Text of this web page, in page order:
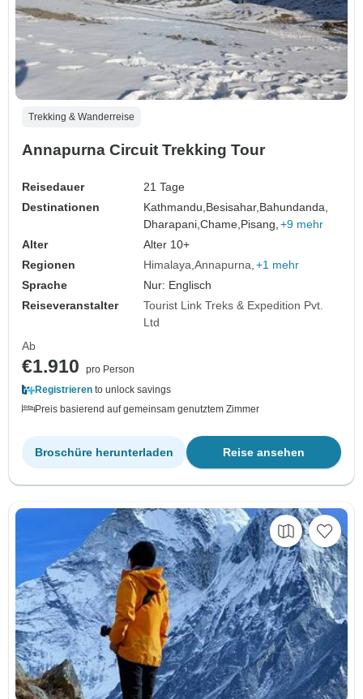
Trekking & Wanderreise
Annapurna Circuit Trekking Tour
Reisedauer
21 Tage
Destinationen
Kathmandu, Besisahar, Bahundanda,
Dharapani,Chame, Pisang, +9 mehr
Alter
Alter 10+
Regionen
Himalaya Annapurna +1 mehr
Sprache
Nur: Englisch
Reiseveranstalter
Tourist Link Treks & Expedition Pvt.
Ltd
Ab
€1.910
pro Person
Registrieren to unlock savings
Preis basierend auf gemeinsam genutztem Zimmer
Reise ansehen
Broschüre herunterladen